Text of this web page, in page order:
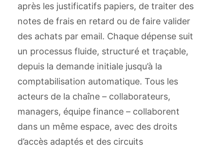
après les justificatifs papiers, de traiter des
notes de frais en retard ou de faire valider
des achats par email. Chaque dépense suit
un processus fluide, structuré et traçable,
depuis la demande initiale jusqu’à la
comptabilisation automatique. Tous les
acteurs de la chaîne – collaborateurs,
managers, équipe finance – collaborent
dans un même espace, avec des droits
d’accès adaptés et des circuits